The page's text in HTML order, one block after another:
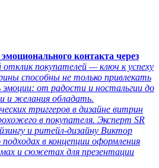
контакта через
покупателей — ключ к успеху
способны не только привлекать
от радости и ностальгии до
и желания обладать.
триггеров в дизайне витрин
в покупателя. Эксперт SR
и ритейл-дизайну Виктор
в концепции оформления
и сюжетах для презентации